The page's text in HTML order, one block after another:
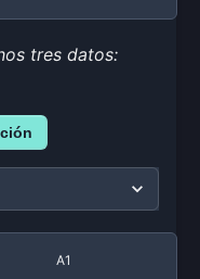
tres datos:
A1